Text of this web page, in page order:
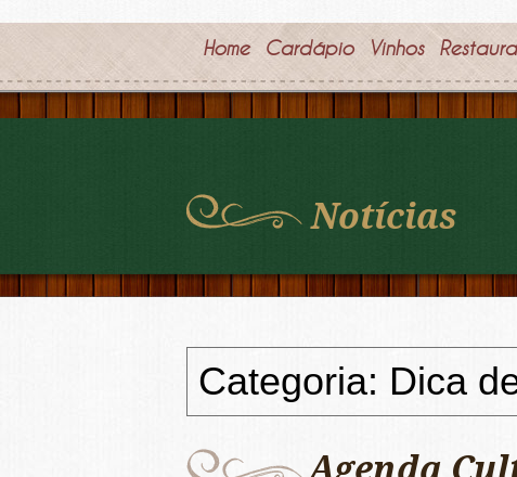
Home Cardápio Vinhos
Notícias
Categoria: Dica